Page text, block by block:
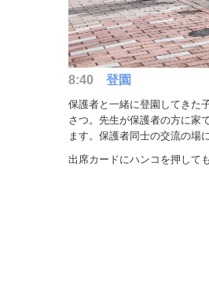
8:40 登園
保護者と一緒に登園してきた
さつ。先生が保護者の方に家
ます。保護者同士の交流の場
出席カードにハンコを押して